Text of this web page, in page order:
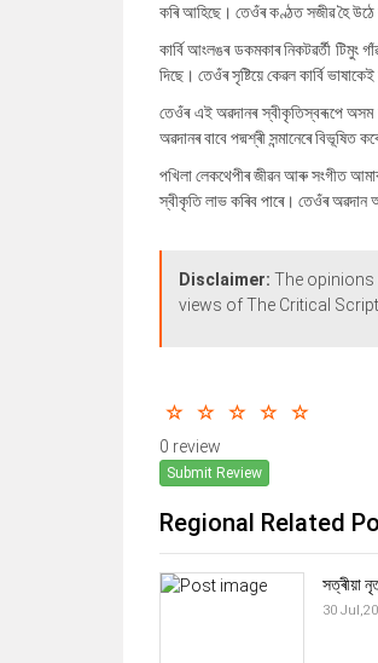
কৰি আহিছে। তেওঁৰ কণ্ঠত সজীৱ হৈ উঠে
কাৰ্বি আংলঙৰ ডকমকাৰ নিকটৱৰ্তী
দিছে। তেওঁৰ সৃষ্টিয়ে কেৱল কাৰ্বি
তেওঁৰ এই অৱদানৰ স্বীকৃতিস্বৰূপে অসম
অৱদানৰ বাবে পদ্মশ্ৰী সন্মানেৰে
পখিলা লেকথেপীৰ জীৱন আৰু সংগীত
স্বীকৃতি লাভ কৰিব পাৰে। তেওঁৰ অৱদান
Disclaimer: The opinions
views of The Critical
0 review
Submit Review
Regional Related
সত্ৰীয়া
30